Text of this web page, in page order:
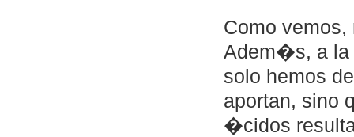
Como vemos,
Adem�s, a la
solo hemos
aportan, sino
�cidos